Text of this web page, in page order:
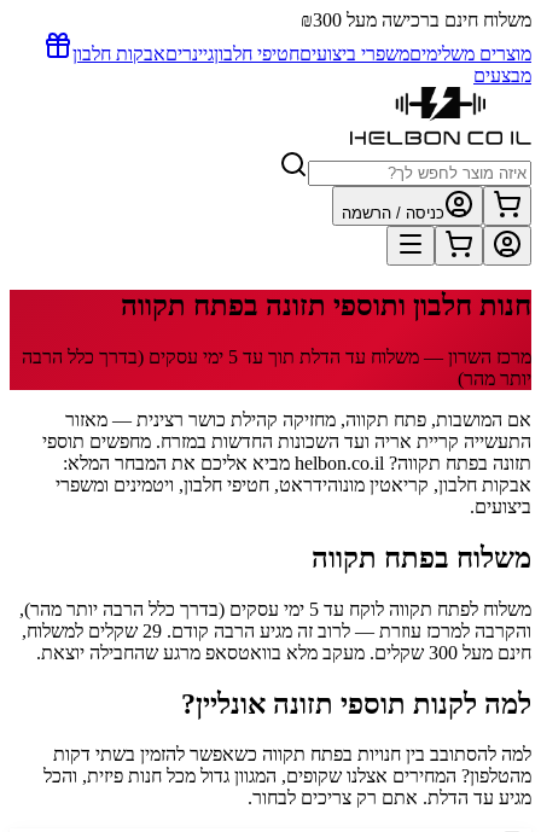
משלוח חינם ברכישה מעל ₪300
מוצרים משלימיםמשפרי ביצועיםחטיפי חלבוןגיינריםאבקות חלבון
מבצעים
כניסה / הרשמה
חנות חלבון ותוספי תזונה בפתח תקווה
מרכז השרון — משלוח עד הדלת תוך עד 5 ימי עסקים (בדרך כלל הרבה
יותר מהר)
אם המושבות, פתח תקווה, מחזיקה קהילת כושר רצינית — מאזור
התעשייה קריית אריה ועד השכונות החדשות במזרח. מחפשים תוספי
תזונה בפתח תקווה? helbon.co.il מביא אליכם את המבחר המלא:
אבקות חלבון, קריאטין מונוהידראט, חטיפי חלבון, ויטמינים ומשפרי
ביצועים.
משלוח בפתח תקווה
משלוח לפתח תקווה לוקח עד 5 ימי עסקים (בדרך כלל הרבה יותר מהר),
והקרבה למרכז עוזרת — לרוב זה מגיע הרבה קודם. 29 שקלים למשלוח,
חינם מעל 300 שקלים. מעקב מלא בוואטסאפ מרגע שהחבילה יוצאת.
למה לקנות תוספי תזונה אונליין?
למה להסתובב בין חנויות בפתח תקווה כשאפשר להזמין בשתי דקות
מהטלפון? המחירים אצלנו שקופים, המגוון גדול מכל חנות פיזית, והכל
מגיע עד הדלת. אתם רק צריכים לבחור.